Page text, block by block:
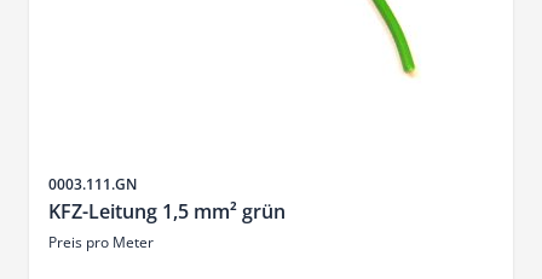
Sku
0003.111.GN
KFZ-Leitung 1,5 mm² grün
Preis pro Meter